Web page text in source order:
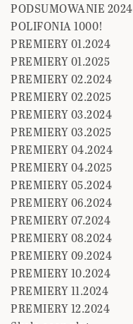
PODSUMOWANIE 2024
POLIFONIA 1000!
PREMIERY 01.2024
PREMIERY 01.2025
PREMIERY 02.2024
PREMIERY 02.2025
PREMIERY 03.2024
PREMIERY 03.2025
PREMIERY 04.2024
PREMIERY 04.2025
PREMIERY 05.2024
PREMIERY 06.2024
PREMIERY 07.2024
PREMIERY 08.2024
PREMIERY 09.2024
PREMIERY 10.2024
PREMIERY 11.2024
PREMIERY 12.2024